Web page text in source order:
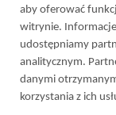
aby oferować
witrynie.
udostępniamy
analitycznym.
danymi
korzystania z ich